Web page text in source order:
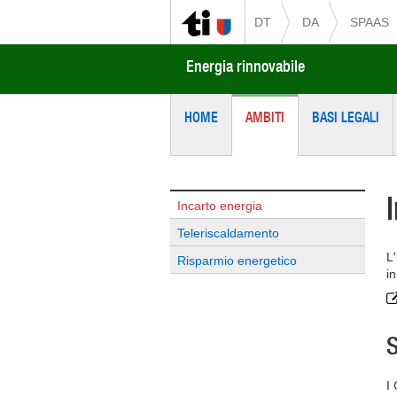
DT DA SPAAS
Energia rinnovabile
HOME AMBITI BASI LEGALI
Incarto energia
Teleriscaldamento
Risparmio energetico
I